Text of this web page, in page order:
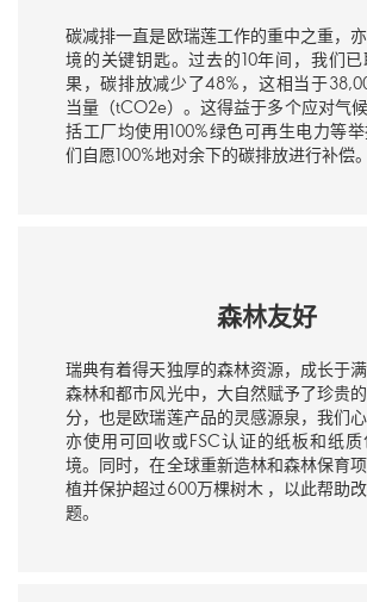
碳减排一直是欧瑞莲工作的重中之重，
境的关键钥匙。过去的10年间，我们
果，碳排放减少了48%，这相当于
当量（tCO2e）。这得益于多个应对气
括工厂均使用100%绿色可再生电力等
们自愿100%地对余下的碳排放进行补偿。
森林友好
瑞典有着得天独厚的森林资源，成长于
森林和都市风光中，大自然赋予了珍贵
分，也是欧瑞莲产品的灵感源泉，我们
亦使用可回收或FSC认证的纸板和纸
境。同时，在全球重新造林和森林保育
植并保护超过600万棵树木 ，以此帮助
题。